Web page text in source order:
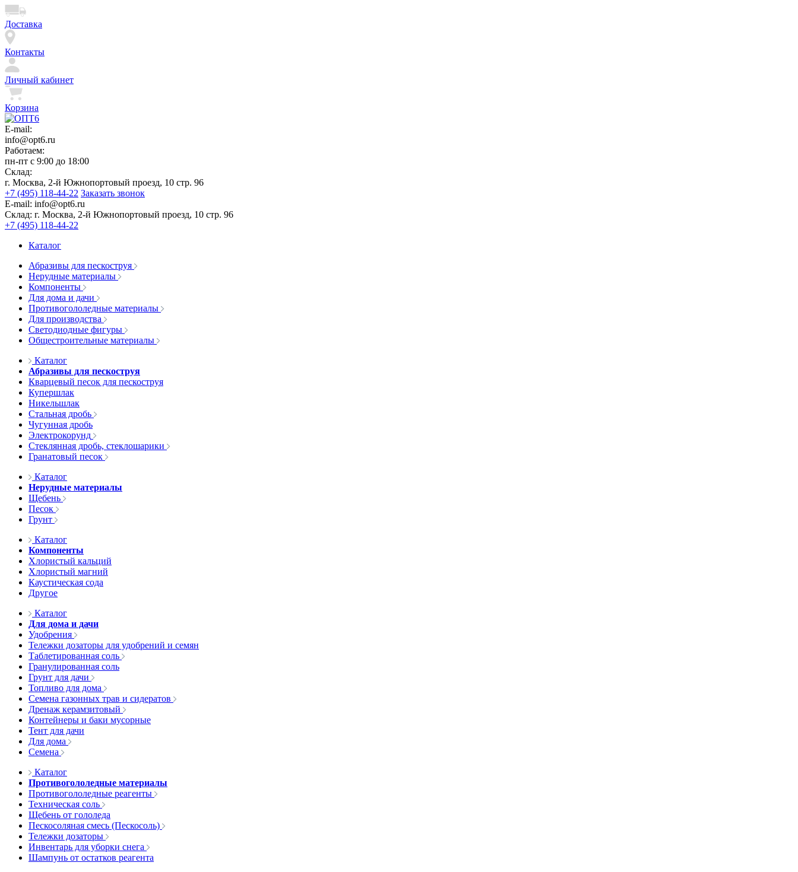
Доставка
Контакты
Личный кабинет
Корзина
E-mail:
info@opt6.ru
Работаем:
пн-пт с 9:00 до 18:00
Склад:
г. Москва, 2-й Южнопортовый проезд, 10 стр. 96
+7 (495) 118-44-22 Заказать звонок
E-mail: info@opt6.ru
Склад: г. Москва, 2-й Южнопортовый проезд, 10 стр. 96
+7 (495) 118-44-22
Каталог
Абразивы для пескоструя
Нерудные материалы
Компоненты
Для дома и дачи
Противогололедные материалы
Для производства
Светодиодные фигуры
Общестроительные материалы
Каталог
Абразивы для пескоструя
Кварцевый песок для пескоструя
Купершлак
Никельшлак
Стальная дробь
Чугунная дробь
Электрокорунд
Стеклянная дробь, стеклошарики
Гранатовый песок
Каталог
Нерудные материалы
Щебень
Песок
Грунт
Каталог
Компоненты
Хлористый кальций
Хлористый магний
Каустическая сода
Другое
Каталог
Для дома и дачи
Удобрения
Тележки дозаторы для удобрений и семян
Таблетированная соль
Гранулированная соль
Грунт для дачи
Топливо для дома
Семена газонных трав и сидератов
Дренаж керамзитовый
Контейнеры и баки мусорные
Тент для дачи
Для дома
Семена
Каталог
Противогололедные материалы
Противогололедные реагенты
Техническая соль
Щебень от гололеда
Пескосоляная смесь (Пескосоль)
Тележки дозаторы
Инвентарь для уборки снега
Шампунь от остатков реагента